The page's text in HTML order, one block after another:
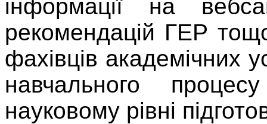
інформації на
рекомендацій ГЕР
фахівців академічних
навчального
науковому рівні